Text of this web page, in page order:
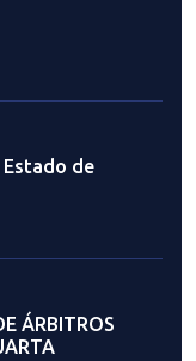
de
ÁRBITROS